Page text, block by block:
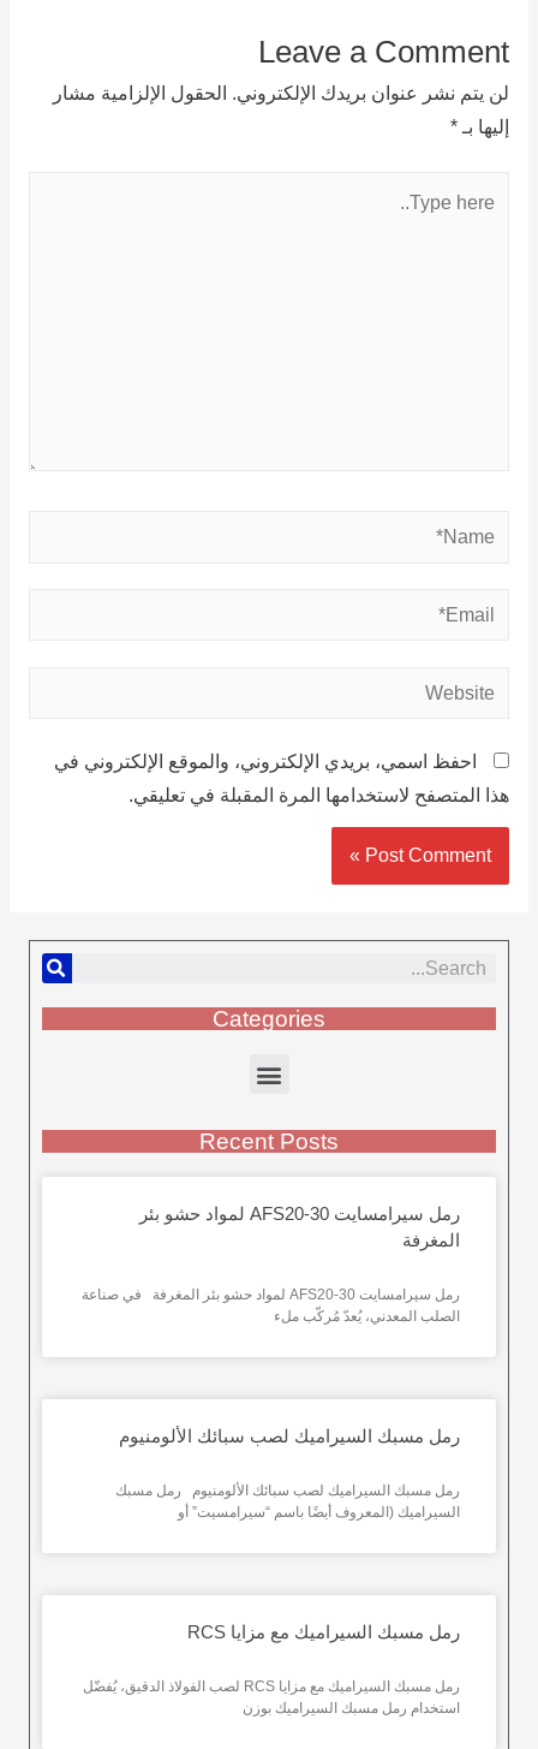
Leave a Comment
لن يتم نشر عنوان بريدك الإلكتروني.الحقول الإلزامية مشار
إليها بـ*
احفظ اسمي، بريدي الإلكتروني، والموقع الإلكتروني في
هذا المتصفح لاستخدامها المرة المقبلة في تعليقي.
Categories
Recent Posts
رمل سيرامسايت AFS20-30 لمواد حشو بئر
المغرفة
رمل سيرامسايت AFS20-30 لمواد حشو بئر المغرفة في صناعة
الصلب المعدني، يُعدّ مُركّب ملء
رمل مسبك السيراميك لصب سبائك الألومنيوم
رمل مسبك السيراميك لصب سبائك الألومنيوم رمل مسبك
السيراميك (المعروف أيضًا باسم “سيرامسيت” أو
رمل مسبك السيراميك مع مزايا RCS
رمل مسبك السيراميك مع مزايا RCS لصب الفولاذ الدقيق، يُفضّل
استخدام رمل مسبك السيراميك بوزن